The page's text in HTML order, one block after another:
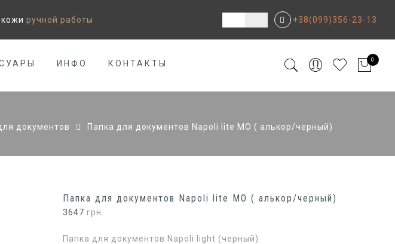
кожиручной работы +38(099)356-23-13
ИНФО КОНТАКТЫ 0
документов Папка для документов Napoli lite МО ( алькор/черный)
Папка для документов Napoli lite МО ( алькор/черный)
3647 грн.
Папка для документов Napoli light (черный)